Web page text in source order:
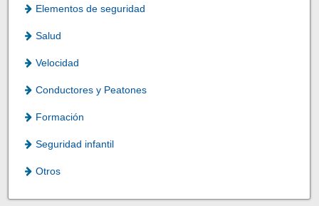
Elementos de seguridad
Salud
Velocidad
Conductores y Peatones
Formación
Seguridad infantil
Otros